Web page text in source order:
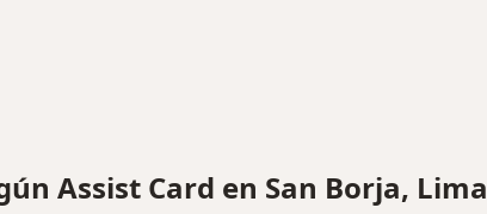
Assist Card en San Borja, Lima